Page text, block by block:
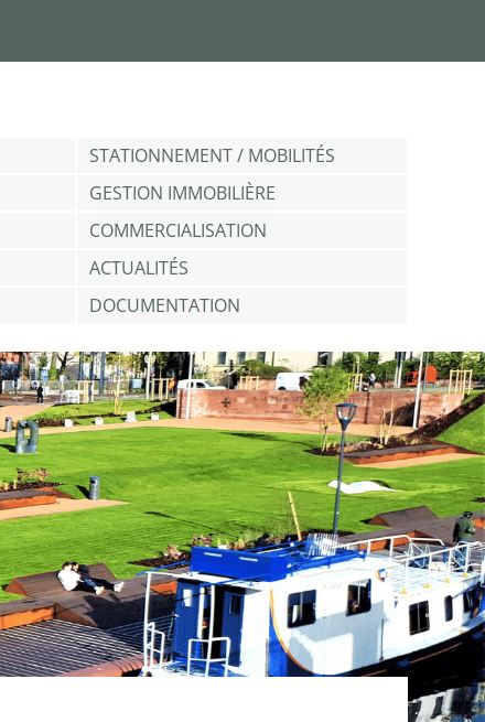
STATIONNEMENT / MOBILITÉS
GESTION IMMOBILIÈRE
COMMERCIALISATION
ACTUALITÉS
DOCUMENTATION